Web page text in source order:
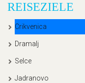
REISEZIELE
Crikvenica
Dramalj
Selce
Jadranovo